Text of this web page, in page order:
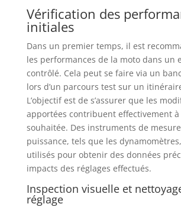
Vérification des
initiales
Dans un premier temps, il est
les performances de la moto dans un
contrôlé. Cela peut se faire via un
lors d’un parcours test sur un
L’objectif est de s’assurer que les
apportées contribuent effectivement à
souhaitée. Des instruments de
puissance, tels que les
utilisés pour obtenir des données
impacts des réglages effectués.
Inspection visuelle et
réglage